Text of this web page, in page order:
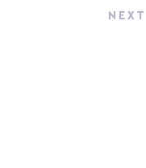
NEXT